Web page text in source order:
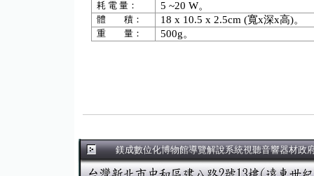
耗 電 量： 5 ~20 W。
體 積： 18 x 10.5 x 2.5cm (寬x深x高)。
重 量： 500g。
鎂成數位化博物館導覽解說系統視聽音響器材政